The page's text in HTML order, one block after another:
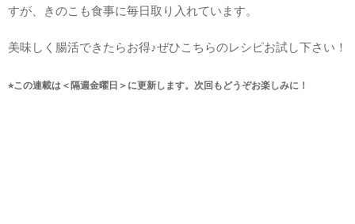
すが、きのこも食事に毎日取り入れています。
美味しく腸活できたらお得♪ぜひこちらのレシピお試し下さい！
⭐︎この連載は＜隔週金曜日＞に更新します。次回もどうぞお楽しみに！